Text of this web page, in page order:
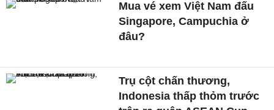
Mua vé xem Việt Nam đấu
Singapore, Campuchia ở
đâu?
Trụ cột chấn thương,
Indonesia thấp thỏm trước